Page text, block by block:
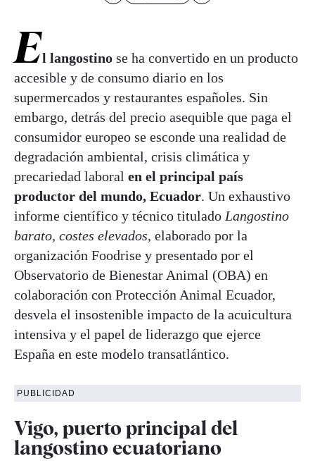
El langostino se ha convertido en un producto
accesible y de consumo diario en los
supermercados y restaurantes españoles. Sin
embargo, detrás del precio asequible que paga el
consumidor europeo se esconde una realidad de
degradación ambiental, crisis climática y
precariedad laboral en el principal país
productor del mundo, Ecuador. Un exhaustivo
informe científico y técnico titulado Langostino
barato, costes elevados, elaborado por la
organización Foodrise y presentado por el
Observatorio de Bienestar Animal (OBA) en
colaboración con Protección Animal Ecuador,
desvela el insostenible impacto de la acuicultura
intensiva y el papel de liderazgo que ejerce
España en este modelo transatlántico.
PUBLICIDAD
Vigo, puerto principal del
langostino ecuatoriano